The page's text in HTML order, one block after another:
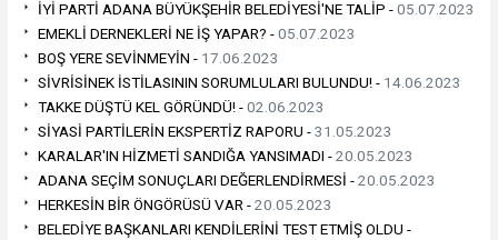
İYİ PARTİ ADANA BÜYÜKŞEHİR BELEDİYESİ'NE TALİP -05.07.2023
EMEKLİ DERNEKLERİ NE İŞ YAPAR? -05.07.2023
BOŞ YERE SEVİNMEYİN - 17.06.2023
SİVRİSİNEK İSTİLASININ SORUMLULARI BULUNDU! - 14.06.2023
TAKKE DÜŞTÜ KEL GÖRÜNDÜ! -02.06.2023
SİYASİ PARTİLERİN EKSPERTİZ RAPORU -31.05.2023
KARALAR'IN HİZMETİ SANDIĞA YANSIMADI -20.05.2023
ADANA SEÇİM SONUÇLARI DEĞERLENDİRMESİ -20.05.2023
HERKESİN BİR ÖNGÖRÜSÜ VAR -20.05.2023
BELEDİYE BAŞKANLARI KENDİLERİNİ TEST ETMİŞ OLDU -